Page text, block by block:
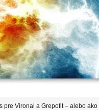
pre Vironal a Grepofit – alebo